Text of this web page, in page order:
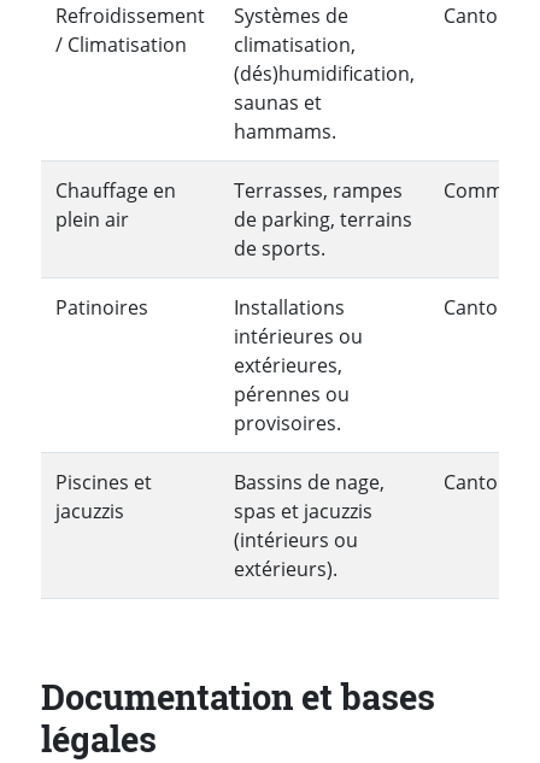
Refroidissement
/ Climatisation
Systèmes de
climatisation,
(dés)humidification,
saunas et
hammams.
Cantonale
Chauffage en
plein air
Terrasses, rampes
de parking, terrains
de sports.
Patinoires
Installations
intérieures ou
extérieures,
pérennes ou
provisoires.
Cantonale
Piscines et
jacuzzis
Bassins de nage,
spas et jacuzzis
(intérieurs ou
extérieurs).
Cantonale
Documentation et bases
légales